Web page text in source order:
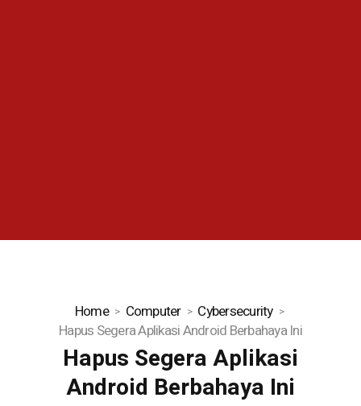
Home Computer
Cybersecurity
Hapus Segera Aplikasi Android Berbahaya Ini
Hapus Segera Aplikasi
Android Berbahaya Ini